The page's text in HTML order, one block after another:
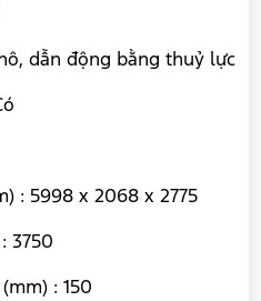
dẫn động bằng thuỷ lực
: 5998 x 2068 x 2775
3750
: 150